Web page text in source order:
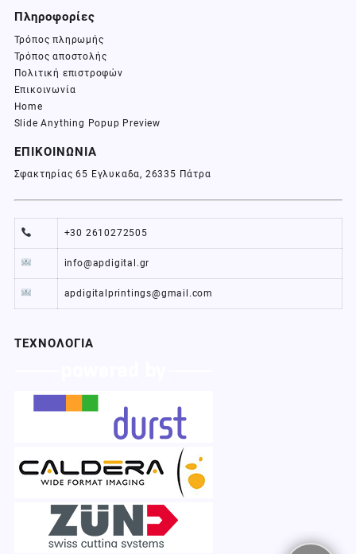
Πληροφορίες
Τρόπος πληρωμής
Τρόπος αποστολής
Πολιτική επιστροφών
Επικοινωνία
Home
Slide Anything Popup Preview
ΕΠΙΚΟΙΝΩΝΙΑ
Σφακτηρίας 65 Εγλυκαδα, 26335 Πάτρα
+30 2610272505
info@apdigital.gr
apdigitalprintings@gmail.com
ΤΕΧΝΟΛΟΓΙΑ